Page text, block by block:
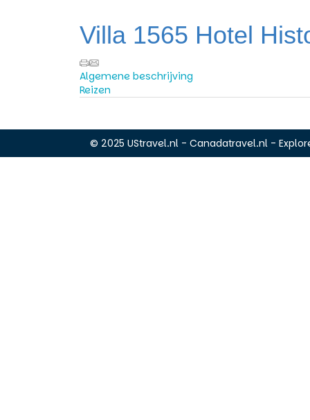
Villa 1565 Hotel
Algemene beschrijving
Reizen
© 2025 UStravel.nl - Canadatravel.nl -